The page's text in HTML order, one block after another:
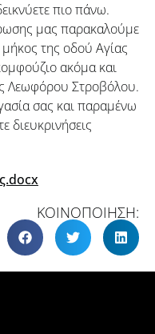
πιο πάνω.
μας παρακαλούμε
της οδού Αγίας
ακόμα και
Λεωφόρου Στροβόλου.
σας και παραμένω
διευκρινήσεις
ΚΟΙΝΟΠΟΙΗΣΗ: